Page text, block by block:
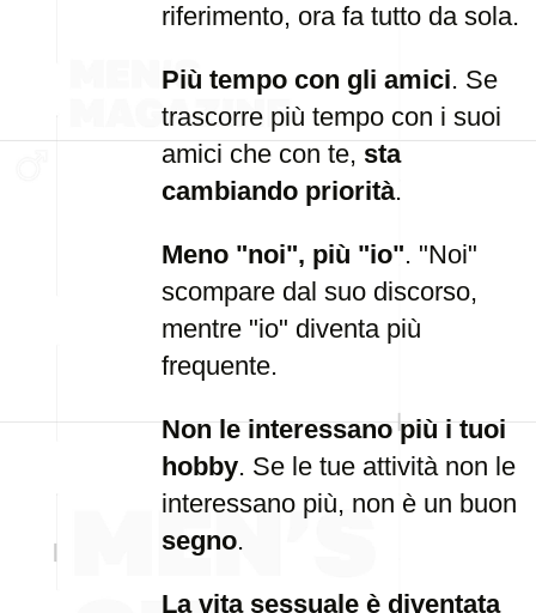
riferimento, ora fa tutto da sola.
Più tempo con gli amici. Se
trascorre più tempo con i suoi
amici che con te, sta
cambiando priorità.
Meno "noi", più "io". "Noi"
scompare dal suo discorso,
mentre "io" diventa più
frequente.
Non le interessano più i tuoi
hobby. Se le tue attività non le
interessano più, non è un buon
segno.
La vita sessuale è diventata